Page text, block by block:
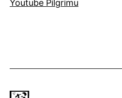
Youtube Pilgrimu